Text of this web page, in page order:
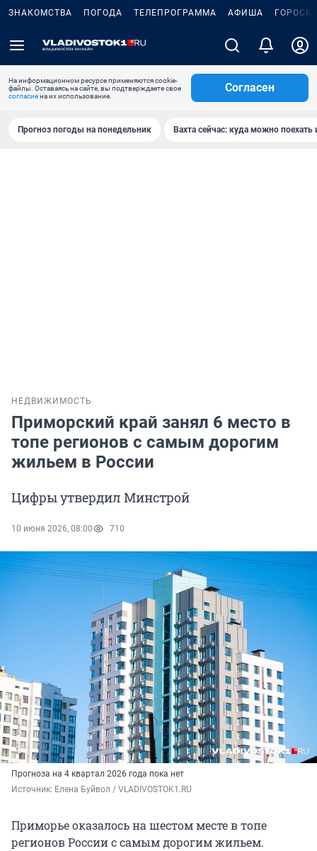
ЗНАКОМСТВА ПОГОДА ТЕЛЕПРОГРАММА АФИША
На информационном ресурсе применяются cookie-
файлы. Оставаясь на сайте, вы подтверждаете свое
согласиена их использование.
Согласен
Прогноз погоды на понедельник Вахта сейчас: куда можно поехать
НЕДВИЖИМОСТЬ
Приморский край занял 6 место в
топе регионов с самым дорогим
жильем в России
Цифры утвердил Минстрой
10 июня 2026, 08:00 710
Прогноза на 4 квартал 2026 года пока нет
Источник: Елена Буйвол / VLADIVOSTOK1.RU
Приморье оказалось на шестом месте в топе
регионов России с самым дорогим жильем.